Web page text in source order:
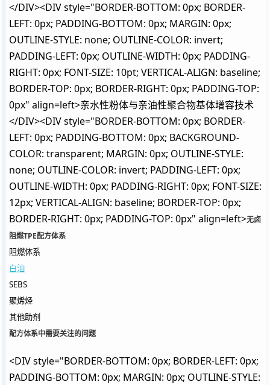
</DIV><DIV style="BORDER-BOTTOM: 0px; BORDER-
LEFT: 0px; PADDING-BOTTOM: 0px; MARGIN: 0px;
OUTLINE-STYLE: none; OUTLINE-COLOR: invert;
PADDING-LEFT: 0px; OUTLINE-WIDTH: 0px; PADDING-
RIGHT: 0px; FONT-SIZE: 10pt; VERTICAL-ALIGN: baseline;
BORDER-TOP: 0px; BORDER-RIGHT: 0px; PADDING-TOP:
0px" align=left>亲水性粉体与亲油性聚合物基体增容技术
</DIV><DIV style="BORDER-BOTTOM: 0px; BORDER-
LEFT: 0px; PADDING-BOTTOM: 0px; BACKGROUND-
COLOR: transparent; MARGIN: 0px; OUTLINE-STYLE:
none; OUTLINE-COLOR: invert; PADDING-LEFT: 0px;
OUTLINE-WIDTH: 0px; PADDING-RIGHT: 0px; FONT-SIZE:
12px; VERTICAL-ALIGN: baseline; BORDER-TOP: 0px;
BORDER-RIGHT: 0px; PADDING-TOP: 0px" align=left>无卤
阻燃TPE配方体系
阻燃体系
白油
SEBS
聚烯烃
其他助剂
配方体系中需要关注的问题
<DIV style="BORDER-BOTTOM: 0px; BORDER-LEFT: 0px;
PADDING-BOTTOM: 0px; MARGIN: 0px; OUTLINE-STYLE: